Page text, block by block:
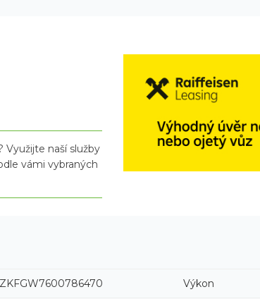
Využijte naší služby
vámi vybraných
Výkon